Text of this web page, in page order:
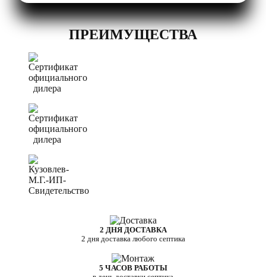
ПРЕИМУЩЕСТВА
2 ДНЯ ДОСТАВКА
2 дня доставка любого септика
5 ЧАСОВ РАБОТЫ